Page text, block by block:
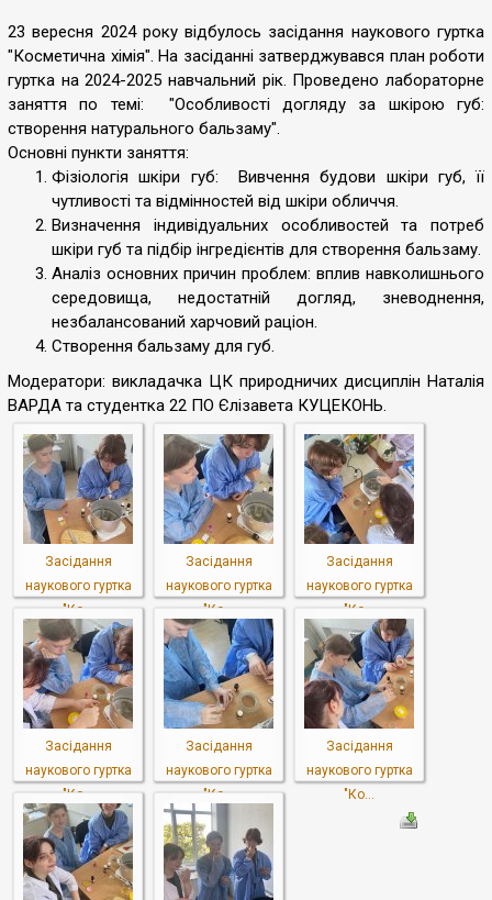
23 вересня 2024 року відбулось засідання наукового гуртка
"Косметична хімія". На засіданні затверджувався план роботи
гуртка на 2024-2025 навчальний рік. Проведено лабораторне
заняття по темі: "Особливості догляду за шкірою губ:
створення натурального бальзаму".
Основні пункти заняття:
Фізіологія шкіри губ: Вивчення будови шкіри губ, її
чутливості та відмінностей від шкіри обличчя.
Визначення індивідуальних особливостей та потреб
шкіри губ та підбір інгредієнтів для створення бальзаму.
Аналіз основних причин проблем: вплив навколишнього
середовища, недостатній догляд, зневоднення,
незбалансований харчовий раціон.
Створення бальзаму для губ.
Модератори: викладачка ЦК природничих дисциплін Наталія
ВАРДА та студентка 22 ПО Єлізавета КУЦЕКОНЬ.
Засідання
наукового гуртка
"Ко...
Засідання
наукового гуртка
"Ко...
Засідання
наукового гуртка
"Ко...
Засідання
наукового гуртка
"Ко...
Засідання
наукового гуртка
"Ко...
Засідання
наукового гуртка
"Ко...